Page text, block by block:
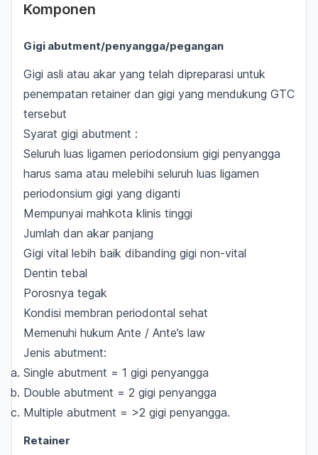
Komponen
Gigi abutment/penyangga/pegangan
Gigi asli atau akar yang telah dipreparasi untuk
penempatan retainer dan gigi yang mendukung GTC
tersebut
Syarat gigi abutment :
Seluruh luas ligamen periodonsium gigi penyangga
harus sama atau melebihi seluruh luas ligamen
periodonsium gigi yang diganti
Mempunyai mahkota klinis tinggi
Jumlah dan akar panjang
Gigi vital lebih baik dibanding gigi non-vital
Dentin tebal
Porosnya tegak
Kondisi membran periodontal sehat
Memenuhi hukum Ante / Ante’s law
Jenis abutment:
Single abutment = 1 gigi penyangga
Double abutment = 2 gigi penyangga
Multiple abutment = >2 gigi penyangga.
Retainer